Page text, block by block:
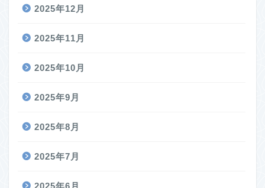
2025年12月
2025年11月
2025年10月
2025年9月
2025年8月
2025年7月
2025年6月